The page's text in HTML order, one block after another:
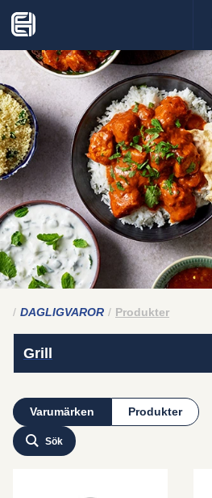
DAGLIGVAROR Produkter
Grill
Varumärken Produkter
Sök